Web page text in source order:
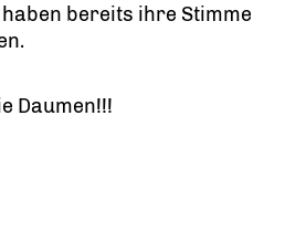
bereits ihre Stimme
Daumen!!!